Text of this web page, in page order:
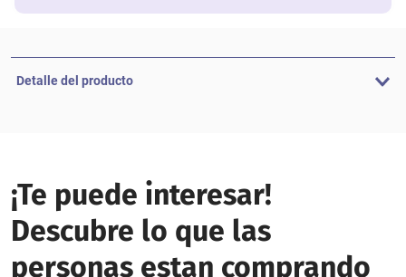
Detalle del producto
¡Te puede interesar!
Descubre lo que las
personas estan comprando